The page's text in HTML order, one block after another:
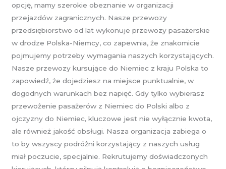
opcję, mamy szerokie obeznanie w organizacji
przejazdów zagranicznych. Nasze przewozy
przedsiębiorstwo od lat wykonuje przewozy pasażerskie
w drodze Polska-Niemcy, co zapewnia, że znakomicie
pojmujemy potrzeby wymagania naszych korzystających.
Nasze przewozy kursujące do Niemiec z kraju Polska to
zapowiedź, że dojedziesz na miejsce punktualnie, w
dogodnych warunkach bez napięć. Gdy tylko wybierasz
przewożenie pasażerów z Niemiec do Polski albo z
ojczyzny do Niemiec, kluczowe jest nie wyłącznie kwota,
ale również jakość obsługi. Nasza organizacja zabiega o
to by wszyscy podróżni korzystający z naszych usług
miał poczucie, specjalnie. Rekrutujemy doświadczonych